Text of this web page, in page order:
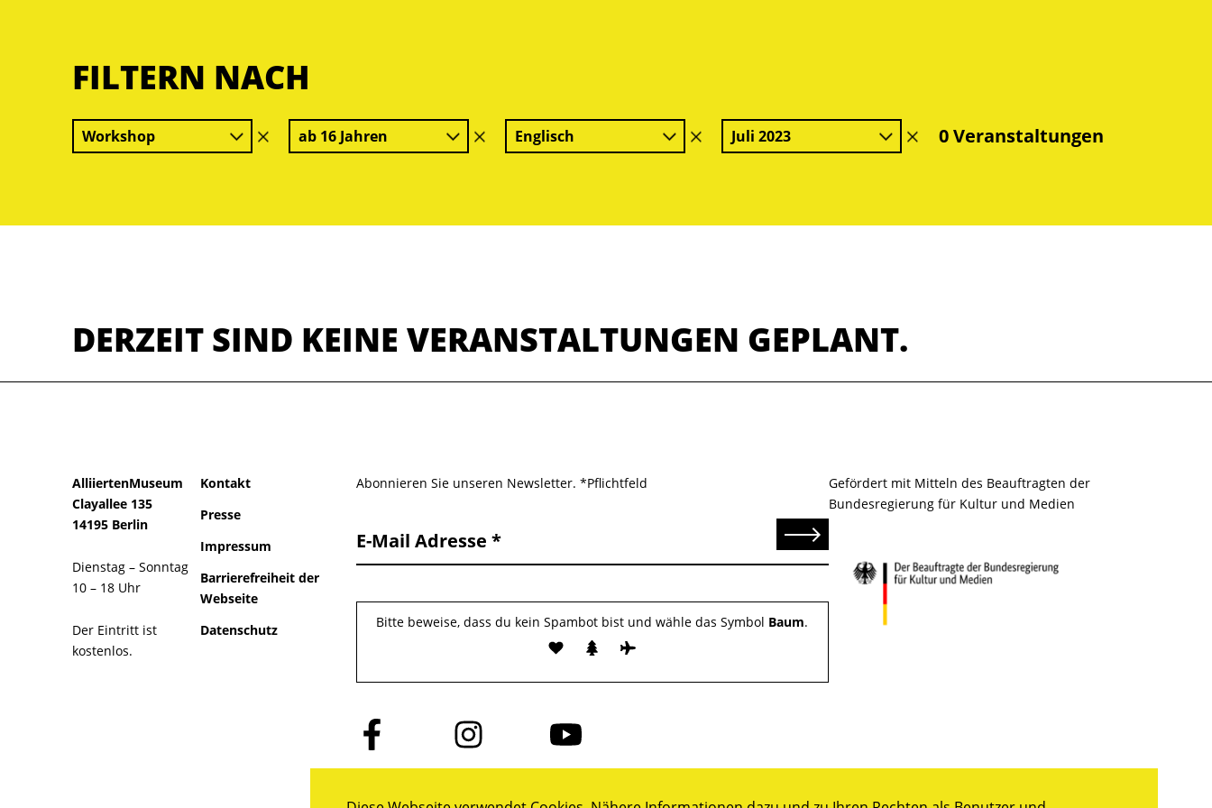
FILTERN NACH
Workshop
Filter
löschen
ab 16 Jahren
Filter
löschen
Englisch
Filter
löschen
Juli 2023
Filter0 Veranstaltungen
DERZEIT SIND KEINE VERANSTALTUNGEN GEPLANT.
AlliiertenMuseum
Clayallee 135
14195 Berlin
Dienstag – Sonntag
10 – 18 Uhr
Der Eintritt ist
kostenlos.
Kontakt
Presse
Impressum
Barrierefreiheit der
Webseite
Datenschutz
Abonnieren Sie unseren Newsletter. *Pflichtfeld
E-Mail Adresse Senden
Bitte beweise, dass du kein Spambot bist und wähle das Symbol Baum.
Folge
uns
auf
Folge
uns
auf
Folge
uns
auf
Gefördert mit Mitteln des Beauftragten der
Bundesregierung für Kultur und Medien